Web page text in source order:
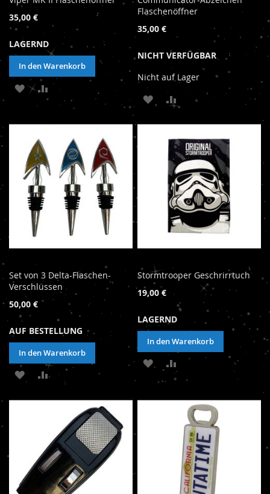
35,00 €
LAGERND
In den Warenkorb
ZUR
WUNSCHLISTE
ZUR
VERGLEICHSLISTE
Flaschenöffner
35,00 €
NICHT VERFÜGBAR
Nicht auf Lager
ZUR
HINZUFÜGEN
ZUR
HINZUFÜGEN
Set von 3 Delta-Flaschen-
Verschlüssen
50,00 €
AUF BESTELLUNG
In den Warenkorb
ZUR
HINZUFÜGEN
ZUR
HINZUFÜGEN
Stormtrooper Geschrirrtuch
19,00 €
LAGERND
In den Warenkorb
ZUR
WUNSCHLISTE
HINZUFÜGEN
ZUR
VERGLEICHSLISTE
HINZUFÜGEN